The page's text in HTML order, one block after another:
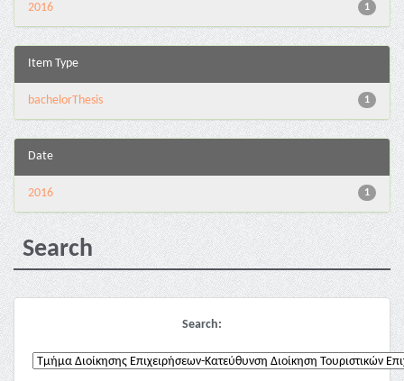
1
2016
Item Type
1
bachelorThesis
Date
1
2016
Search
Search: